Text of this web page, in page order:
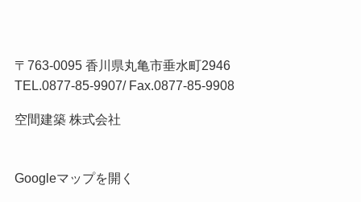
〒763-0095 香川県丸亀市垂水町2946
TEL.0877-85-9907/ Fax.0877-85-9908
空間建築 株式会社
Googleマップを開く